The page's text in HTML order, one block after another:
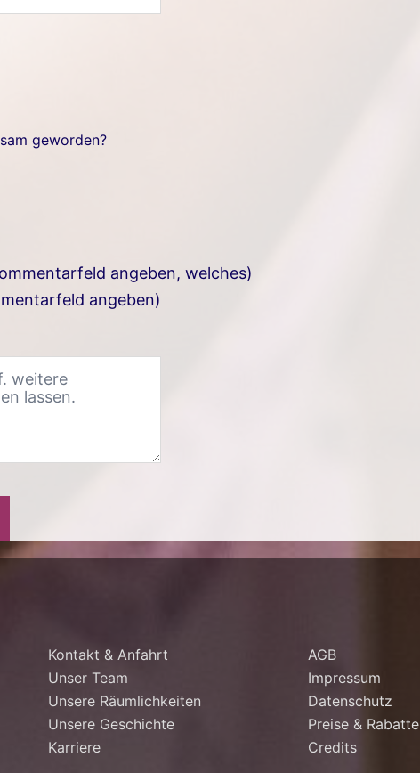
geworden?
angeben, welches)
angeben)
Kontakt & Anfahrt
Unser Team
Unsere Räumlichkeiten
Unsere Geschichte
Karriere
AGB
Impressum
Datenschutz
Preise & Rabatte
Credits